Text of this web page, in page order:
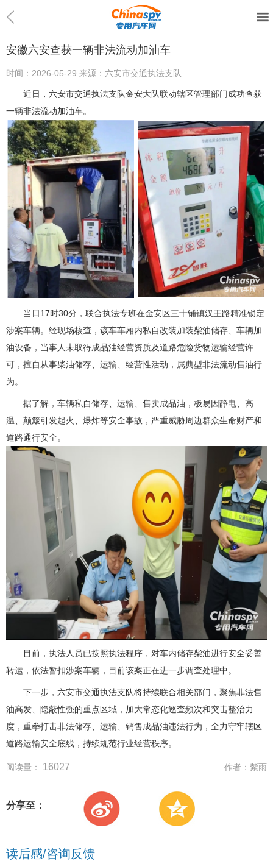
安徽六安查获一辆非法流动加油车
时间： 2026-05-29 来源： 六安市交通执法支队
近日，六安市交通执法支队金安大队联动辖区管理部门成功查获
一辆非法流动加油车。
当日17时30分，联合执法专班在金安区三十铺镇汉王路精准锁定
涉案车辆。经现场核查，该车车厢内私自改装加装柴油储存、车辆加
油设备，当事人未取得成品油经营资质及道路危险货物运输经营许
可，擅自从事柴油储存、运输、经营性活动，属典型非法流动售油行
为。
据了解，车辆私自储存、运输、售卖成品油，极易因静电、高
温、颠簸引发起火、爆炸等安全事故，严重威胁周边群众生命财产和
道路通行安全。
目前，执法人员已按照执法程序，对车内储存柴油进行安全妥善
转运，依法暂扣涉案车辆，目前该案正在进一步调查处理中。
下一步，六安市交通执法支队将持续联合相关部门，聚焦非法售
油高发、隐蔽性强的重点区域，加大常态化巡查频次和突击整治力
度，重拳打击非法储存、运输、销售成品油违法行为，全力守牢辖区
道路运输安全底线，持续规范行业经营秩序。
阅读量： 16027 作者： 紫雨
分享至：
读后感/咨询反馈